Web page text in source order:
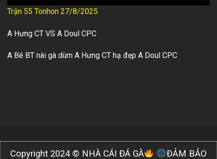
Trận 55 Tonhon 27/8/2025
A Hưng CT VS A Doul CPC
A Bé BT nài gà dùm A Hưng CT hạ đẹp A Doul CPC
Copyright 2024 © NHÀ CÁI ĐÁ GÀ ĐẢM BẢO